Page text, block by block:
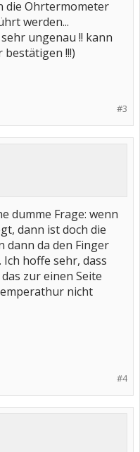
die Ohrtermometer
werden...
ungenau !! kann
!!!)
#3
dumme Frage: wenn
dann ist doch die
dann da den Finger
hoffe sehr, dass
zur einen Seite
nicht
#4